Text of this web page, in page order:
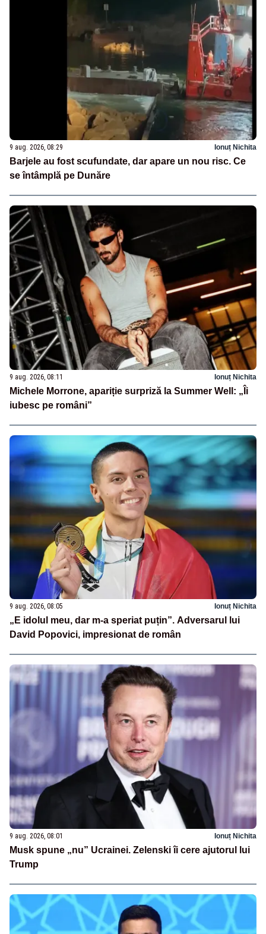
9 aug. 2026, 08:29 Ionuț Nichita
Barjele au fost scufundate, dar apare un nou risc. Ce
se întâmplă pe Dunăre
9 aug. 2026, 08:11 Ionuț Nichita
Michele Morrone, apariție surpriză la Summer Well: „Îi
iubesc pe români”
9 aug. 2026, 08:05 Ionuț Nichita
„E idolul meu, dar m-a speriat puțin”. Adversarul lui
David Popovici, impresionat de român
9 aug. 2026, 08:01 Ionuț Nichita
Musk spune „nu” Ucrainei. Zelenski îi cere ajutorul lui
Trump